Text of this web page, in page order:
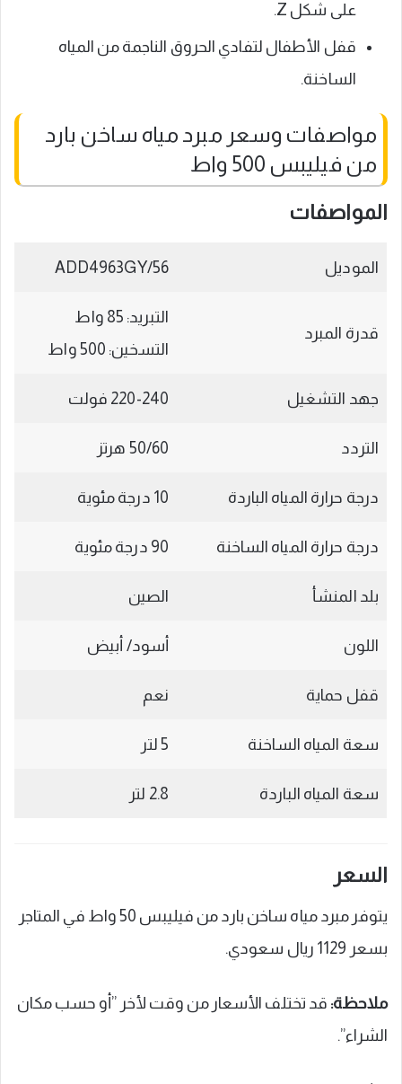
على شكل Z.
قفل الأطفال لتفادي الحروق الناجمة من المياه
الساخنة.
مواصفات وسعر مبرد مياه ساخن بارد
من فيليبس 500 واط
المواصفات
الموديل ADD4963GY/56
قدرة المبرد
التبريد: 85 واط
التسخين: 500 واط
جهد التشغيل 220-240 فولت
التردد 50/60 هرتز
درجة حرارة المياه الباردة 10 درجة مئوية
درجة حرارة المياه الساخنة 90 درجة مئوية
بلد المنشأ الصين
اللون أسود/ أبيض
قفل حماية نعم
سعة المياه الساخنة 5 لتر
سعة المياه الباردة 2.8 لتر
السعر
يتوفر مبرد مياه ساخن بارد من فيليبس 50 واط في المتاجر
بسعر 1129 ريال سعودي.
ملاحظة: قد تختلف الأسعار من وقت لأخر ”أو حسب مكان
الشراء”.